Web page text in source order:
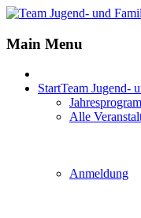
Main Menu
StartTeam Jugend-
Alle
Anmeldung